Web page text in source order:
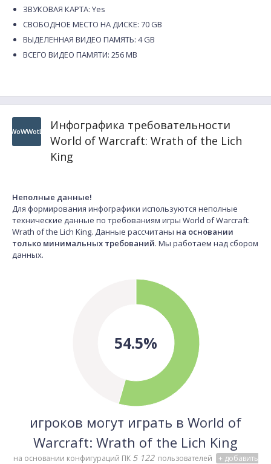
ЗВУКОВАЯ КАРТА: Yes
СВОБОДНОЕ МЕСТО НА ДИСКЕ: 70 GB
ВЫДЕЛЕННАЯ ВИДЕО ПАМЯТЬ: 4 GB
ВСЕГО ВИДЕО ПАМЯТИ: 256 MB
WoWWotL
Инфографика требовательности
World of Warcraft: Wrath of the Lich
King
Неполные данные!
Для формирования инфографики используются неполные
технические данные по требованиям игры World of Warcraft:
Wrath of the Lich King. Данные рассчитаны на основании
только минимальных требований. Мы работаем над сбором
данных.
54.5%
игроков могут играть в World of
Warcraft: Wrath of the Lich King
на основании конфигураций ПК 5 122 пользователей
+ добавить